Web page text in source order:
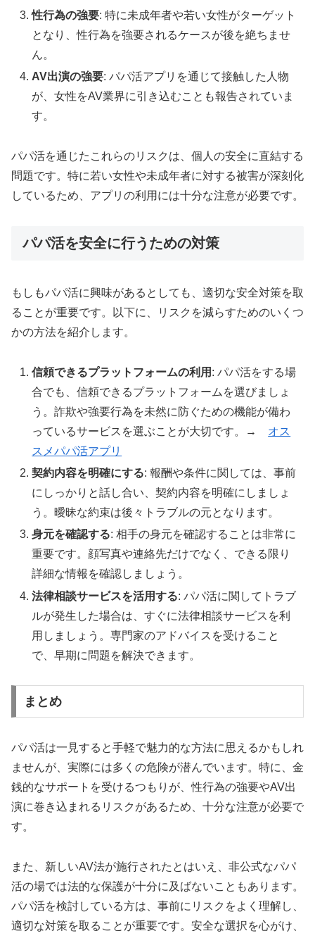
性行為の強要: 特に未成年者や若い女性がターゲット
となり、性行為を強要されるケースが後を絶ちませ
ん。
AV出演の強要: パパ活アプリを通じて接触した人物
が、女性をAV業界に引き込むことも報告されていま
す。
パパ活を通じたこれらのリスクは、個人の安全に直結する
問題です。特に若い女性や未成年者に対する被害が深刻化
しているため、アプリの利用には十分な注意が必要です。
パパ活を安全に行うための対策
もしもパパ活に興味があるとしても、適切な安全対策を取
ることが重要です。以下に、リスクを減らすためのいくつ
かの方法を紹介します。
信頼できるプラットフォームの利用 : パパ活をする場
合でも、信頼できるプラットフォームを選びましょ
う。詐欺や強要行為を未然に防ぐための機能が備わ
っているサービスを選ぶことが大切です。→ オス
スメパパ活アプリ
契約内容を明確にする: 報酬や条件に関しては、事前
にしっかりと話し合い、契約内容を明確にしましょ
う。曖昧な約束は後々トラブルの元となります。
身元を確認する: 相手の身元を確認することは非常に
重要です。顔写真や連絡先だけでなく、できる限り
詳細な情報を確認しましょう。
法律相談サービスを活用する: パパ活に関してトラブ
ルが発生した場合は、すぐに法律相談サービスを利
用しましょう。専門家のアドバイスを受けること
で、早期に問題を解決できます。
まとめ
パパ活は一見すると手軽で魅力的な方法に思えるかもしれ
ませんが、実際には多くの危険が潜んでいます。特に、金
銭的なサポートを受けるつもりが、性行為の強要やAV出
演に巻き込まれるリスクがあるため、十分な注意が必要で
す。
また、新しいAV法が施行されたとはいえ、非公式なパパ
活の場では法的な保護が十分に及ばないこともあります。
パパ活を検討している方は、事前にリスクをよく理解し、
適切な対策を取ることが重要です。安全な選択を心がけ、